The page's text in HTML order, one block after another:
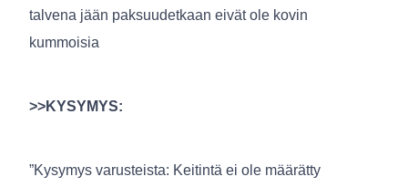
talvena jään paksuudetkaan eivät ole kovin
kummoisia
>>KYSYMYS:
”Kysymys varusteista: Keitintä ei ole määrätty